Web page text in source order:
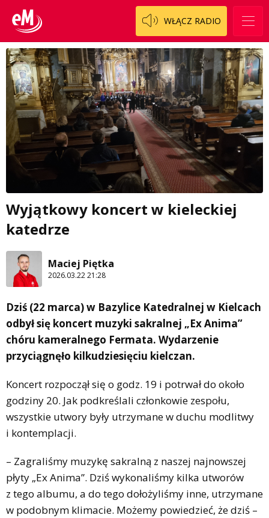
WŁĄCZ RADIO
Wyjątkowy koncert w kieleckiej
katedrze
Maciej Piętka
2026.03.22 21:28
Dziś (22 marca) w Bazylice Katedralnej w Kielcach
odbył się koncert muzyki sakralnej „Ex Anima”
chóru kameralnego Fermata. Wydarzenie
przyciągnęło kilkudziesięciu kielczan.
Koncert rozpoczął się o godz. 19 i potrwał do około
godziny 20. Jak podkreślali członkowie zespołu,
wszystkie utwory były utrzymane w duchu modlitwy
i kontemplacji.
– Zagraliśmy muzykę sakralną z naszej najnowszej
płyty „Ex Anima”. Dziś wykonaliśmy kilka utworów
z tego albumu, a do tego dołożyliśmy inne, utrzymane
w podobnym klimacie. Możemy powiedzieć, że dziś –